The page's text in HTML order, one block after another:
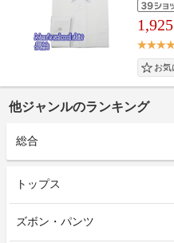
1,925
他ジャンルのランキング
総合
トップス
ズボン・パンツ